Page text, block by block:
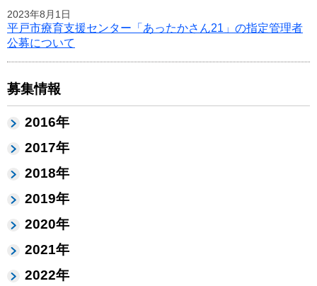
募集情報
2016年
2017年
2018年
2019年
2020年
2021年
2022年
2023年8月1日
平戸市療育支援センター「あったかさん21」の指定管理者
公募について